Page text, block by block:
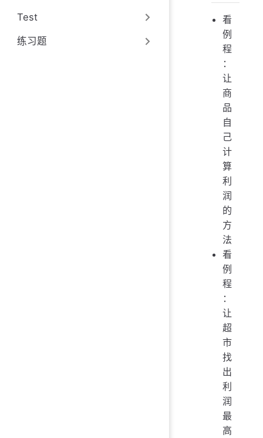
Test
练习题
看
例
程
：
让
商
品
自
己
计
算
利
润
的
方
法
看
例
程
：
让
超
市
找
出
利
润
最
高